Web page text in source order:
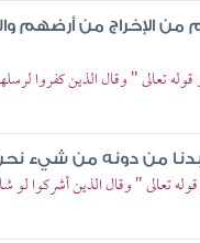
من الإخراج من أرضهم
قوله تعالى " وقال الذين كفروا
من دونه من شيء نحن
تعالى " وقال الذين أشركوا لو